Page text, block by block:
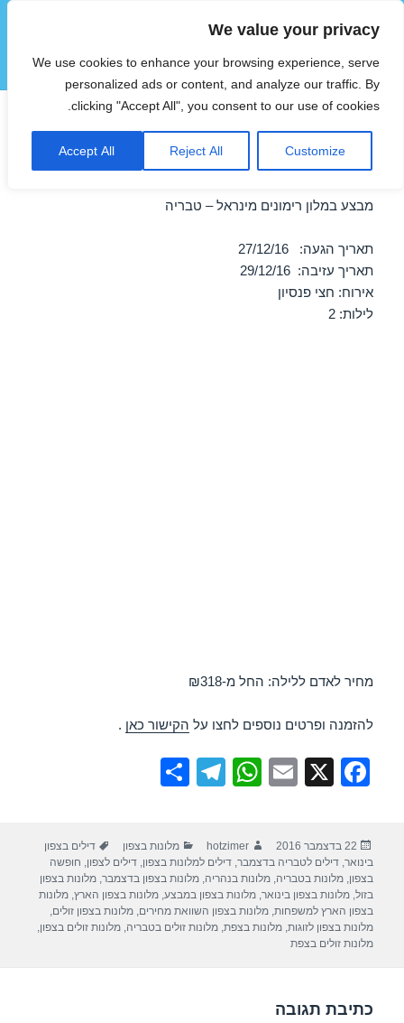
We value your privacy
We use cookies to enhance your browsing experience, serve
personalized ads or content, and analyze our traffic. By
clicking "Accept All", you consent to our use of cookies.
Customize
Reject All
Accept All
הוטצימר
תפריטים
ווידג'טים
חופשה במלון רימונים מינראל –
טבריה 27/12/2016
מבצע במלון רימונים מינראל – טבריה
תאריך הגעה: 27/12/16
תאריך עזיבה: 29/12/16
אירוח: חצי פנסיון
לילות: 2
מחיר לאדם ללילה: החל מ-₪318
להזמנה ופרטים נוספים לחצו על הקישור כאן .
F
e
b
o
o
X
E
W
s
A
p
T
gr
a
m
e
פורסם
בתאריך
22 בדצמבר 2016 מחבר
hotzimer קטגוריות
מלונות בצפון תגיות
דילים בצפון
בינואר,דילים לטבריה בדצמבר,דילים למלונות בצפון,דילים לצפון, חופשה
בצפון,מלונות בטבריה,מלונות בנהריה,מלונות בצפון בדצמבר,מלונות בצפון
בזול,מלונות בצפון בינואר,מלונות בצפון במבצע,מלונות בצפון הארץ,מלונות
בצפון הארץ למשפחות,מלונות בצפון השוואת מחירים,מלונות בצפון זולים,
מלונות בצפון לזוגות,מלונות בצפת,מלונות זולים בטבריה,מלונות זולים בצפון,
מלונות זולים בצפת
כתיבת תגובה